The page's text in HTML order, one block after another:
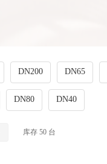
DN200 DN65
DN80 DN40
库存 50 台